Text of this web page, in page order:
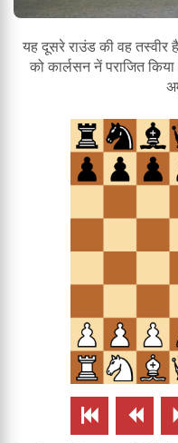
यह दूसरे राउंड की वह तस्वीर
को कार्लसन नें पराजित
 